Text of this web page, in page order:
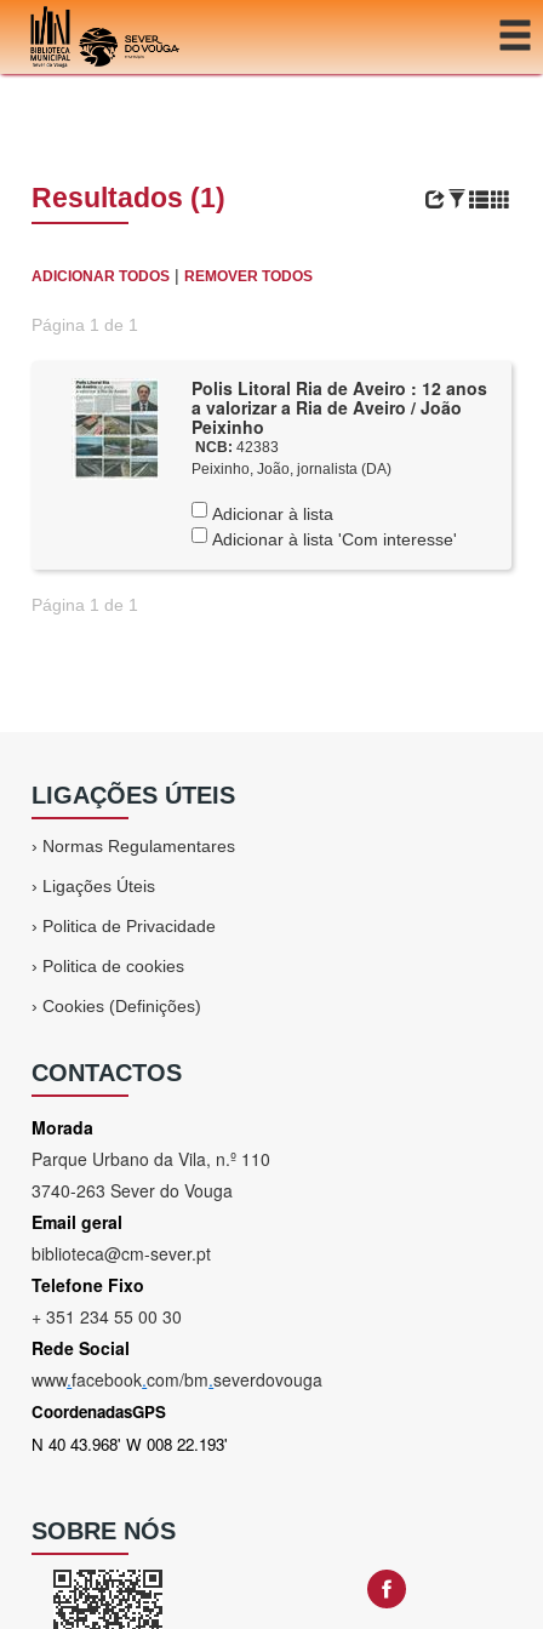
Ir para o conteúdo
Resultados (1)
ADICIONAR TODOS |REMOVER TODOS
Página 1 de 1
Polis Litoral Ria de Aveiro : 12 anos
a valorizar a Ria de Aveiro / João
Peixinho
NCB: 42383
Peixinho, João, jornalista (DA)
Adicionar à lista
Adicionar à lista 'Com interesse'
Página 1 de 1
LIGAÇÕES ÚTEIS
› Normas Regulamentares
› Ligações Úteis
› Politica de Privacidade
› Politica de cookies
›Cookies (Definições)
CONTACTOS
Morada
Parque Urbano da Vila, n.º 110
3740-263 Sever do Vouga
Email geral
biblioteca@cm-sever.pt
Telefone Fixo
+ 351 234 55 00 30
Rede Social
www.facebook.com/bm.severdovouga
CoordenadasGPS
N 40 43.968' W 008 22.193'
SOBRE NÓS